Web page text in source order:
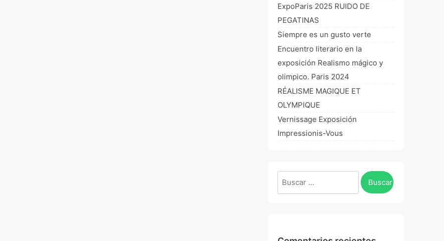
ExpoParis 2025 RUIDO DE
PEGATINAS
Siempre es un gusto verte
Encuentro literario en la
exposición Realismo mágico y
olimpico. Paris 2024
RÉALISME MAGIQUE ET
OLYMPIQUE
Vernissage Exposición
Impressionis-Vous
Buscar: